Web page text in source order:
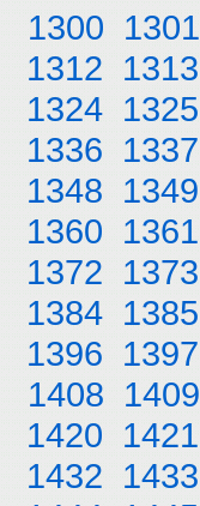
1300 1301
1312 1313
1324 1325
1336 1337
1348 1349
1360 1361
1372 1373
1384 1385
1396 1397
1408 1409
1420 1421
1432 1433